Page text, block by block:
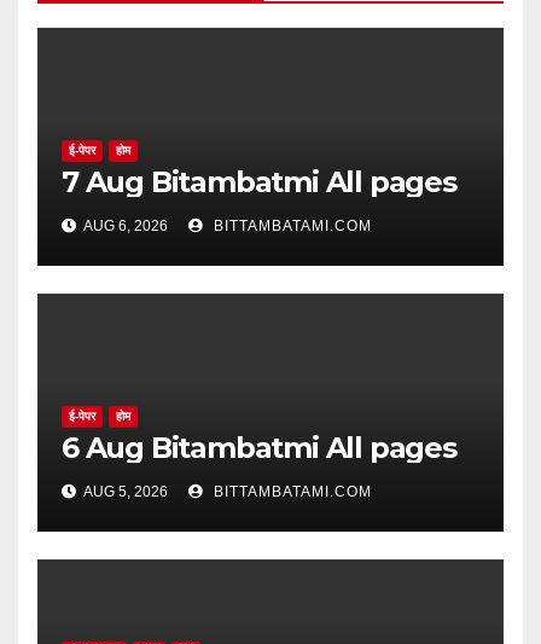
ई-पेपर होम
7 Aug Bitambatmi All pages
AUG 6, 2026 BITTAMBATAMI.COM
ई-पेपर होम
6 Aug Bitambatmi All pages
AUG 5, 2026 BITTAMBATAMI.COM